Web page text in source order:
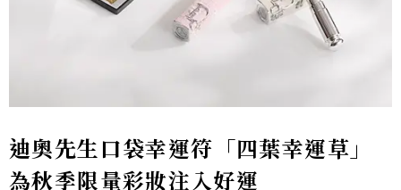
迪奧先生口袋幸運符「四葉幸運草」
為秋季限量彩妝注入好運